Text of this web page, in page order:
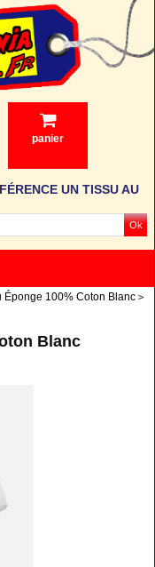
panier
UN TISSU AU
Éponge 100% Coton Blanc
Blanc